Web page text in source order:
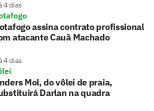
4 dias
assina contrato profissional
atacante Cauã Machado
4 dias
Mol, do vôlei de praia,
Darlan na quadra